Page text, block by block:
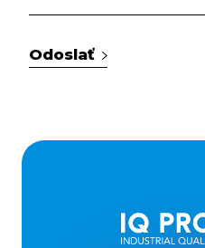
Odoslať